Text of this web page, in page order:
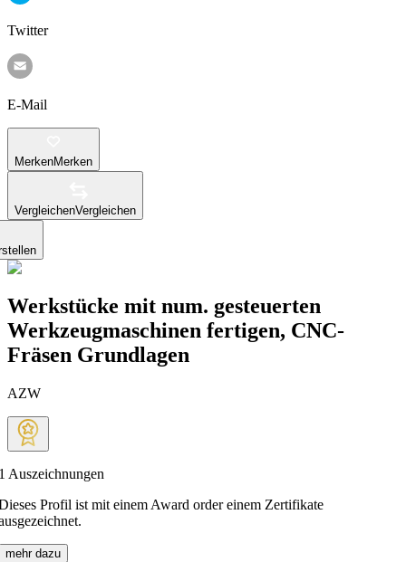
Twitter
E-Mail
MerkenMerken
VergleichenVergleichen
Werkstücke mit num. gesteuerten
Werkzeugmaschinen fertigen, CNC-
Fräsen Grundlagen
AZW
Auszeichnungen
Profil ist mit einem Award order einem Zertifikate
mehr dazu